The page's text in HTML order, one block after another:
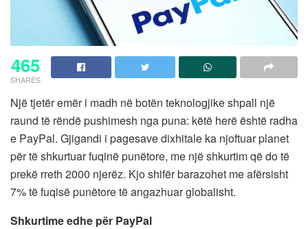
465
SHARES
Një tjetër emër i madh në botën teknologjike shpall një
raund të rëndë pushimesh nga puna: këtë herë është radha
e PayPal. Gjigandi i pagesave dixhitale ka njoftuar planet
për të shkurtuar fuqinë punëtore, me një shkurtim që do të
prekë rreth 2000 njerëz. Kjo shifër barazohet me afërsisht
7% të fuqisë punëtore të angazhuar globalisht.
Shkurtime edhe për PayPal